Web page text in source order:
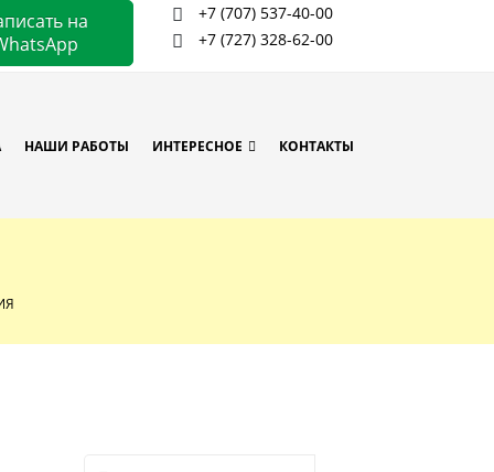
на
+7 (707) 537-40-00
+7 (727) 328-62-00
НАШИ РАБОТЫ ИНТЕРЕСНОЕ КОНТАКТЫ